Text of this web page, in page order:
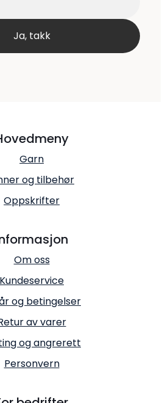
Garn
og tilbehør
Oppskrifter
Om oss
Kundeservice
og betingelser
av varer
og angrerett
Personvern